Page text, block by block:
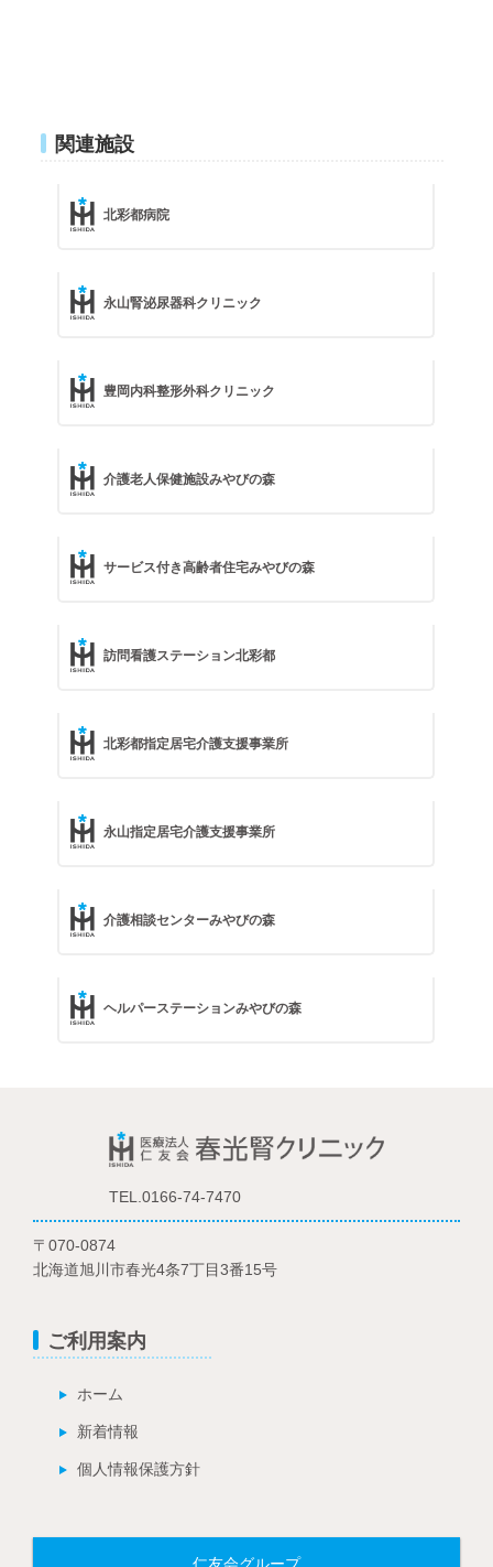
関連施設
北彩都病院
永山腎泌尿器科クリニック
豊岡内科整形外科クリニック
介護老人保健施設みやびの森
サービス付き高齢者住宅みやびの森
訪問看護ステーション北彩都
北彩都指定居宅介護支援事業所
永山指定居宅介護支援事業所
介護相談センターみやびの森
ヘルパーステーションみやびの森
TEL.0166-74-7470
〒070-0874
北海道旭川市春光4条7丁目3番15号
ご利用案内
ホーム
新着情報
個人情報保護方針